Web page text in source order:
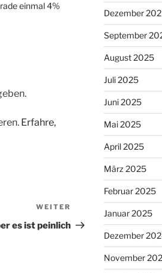
einmal 4%
Erfahre,
Nächster
Beitrag
WEITER
es ist peinlich
Dezember
September
August 2025
Juli 2025
Juni 2025
Mai 2025
April 2025
März 2025
Februar 2025
Januar 2025
Dezember
November